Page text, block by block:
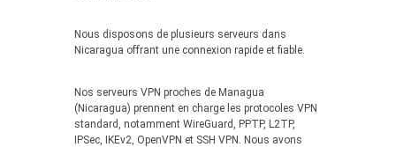
Nous disposons de plusieurs serveurs dans
Nicaragua offrant une connexion rapide et fiable.
Nos serveurs VPN proches de Managua
(Nicaragua) prennent en charge les protocoles VPN
standard, notamment WireGuard, PPTP, L2TP,
IPSec, IKEv2, OpenVPN et SSH VPN. Nous avons